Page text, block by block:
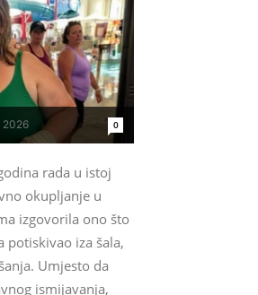
2026 0
rada u istoj
okupljanje u
izgovorila ono što
potiskivao iza šala,
Umjesto da
ismijavanja,